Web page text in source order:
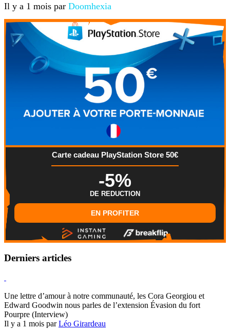
Il y a 1 mois par Doomhexia
Carte cadeau PlayStation Store 50€
-5%
DE REDUCTION
EN PROFITER
Derniers articles
Une lettre d’amour à notre communauté, les Cora Georgiou et
Edward Goodwin nous parles de l’extension Évasion du fort
Pourpre (Interview)
Il y a 1 mois parLéo Girardeau